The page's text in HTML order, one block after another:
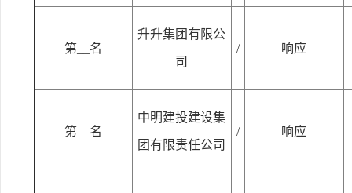
第__名
升升集团有限公
司
/ 响应
第__名
中明建投建设集
团有限责任公司
/ 响应